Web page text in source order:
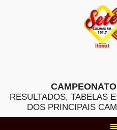
RESULTADOS, TABELAS
DOS PRINCIPAIS